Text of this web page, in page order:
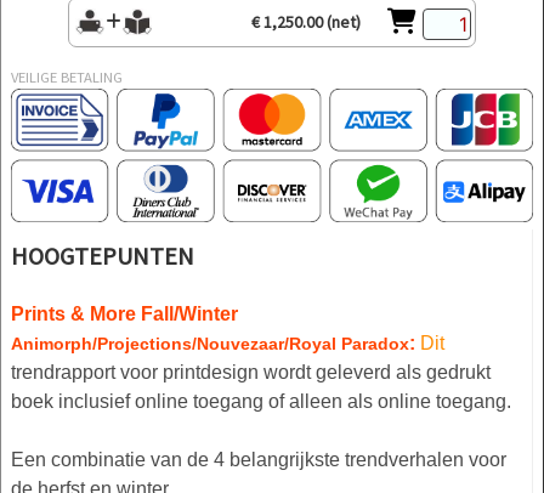
€ 1,250.00 (net)
VEILIGE BETALING
HOOGTEPUNTEN
Prints & More Fall/Winter
Animorph/Projections/Nouvezaar/Royal Paradox: Dit
trendrapport voor printdesign wordt geleverd als gedrukt
boek inclusief online toegang of alleen als online toegang.
Een combinatie van de 4 belangrijkste trendverhalen voor
de herfst en winter